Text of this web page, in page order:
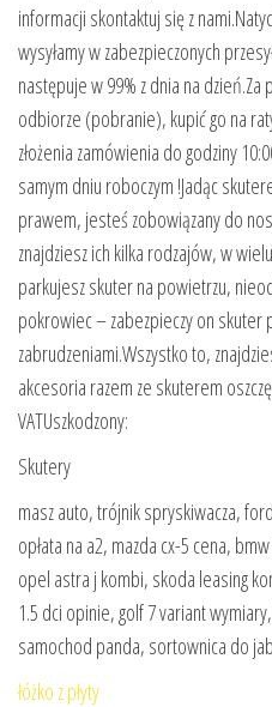
informacji skontaktuj się z
wysyłamy w zabezpieczonych
następuje w 99% z dnia na dzień.Za
odbiorze (pobranie), kupić go na
złożenia zamówienia do godziny
samym dniu roboczym !Jadąc
prawem, jesteś zobowiązany do
znajdziesz ich kilka rodzajów, w
parkujesz skuter na powietrzu,
pokrowiec – zabezpieczy on skuter
zabrudzeniami.Wszystko to,
akcesoria razem ze skuterem
VATUszkodzony:
Skutery
masz auto, trójnik spryskiwacza,
opłata na a2, mazda cx-5 cena,
opel astra j kombi, skoda leasing
1.5 dci opinie, golf 7 variant
samochod panda, sortownica do
łóżko z płyty